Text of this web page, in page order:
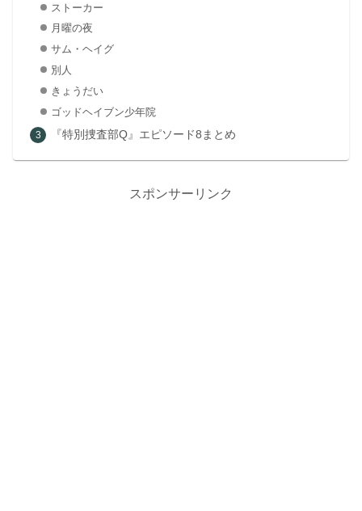
ストーカー
月曜の夜
サム・ヘイグ
別人
きょうだい
ゴッドヘイブン少年院
『特別捜査部Q』エピソード8まとめ
スポンサーリンク